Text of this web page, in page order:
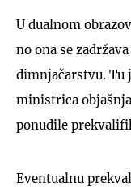
U dualnom
no ona se
dimnjačarstvu. Tu
ministrica
ponudile
Eventualnu